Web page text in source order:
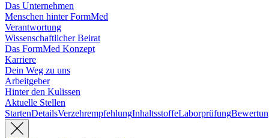
Das Unternehmen
Menschen hinter FormMed
Verantwortung
Wissenschaftlicher Beirat
Das FormMed Konzept
Karriere
Dein Weg zu uns
Arbeitgeber
Hinter den Kulissen
Aktuelle Stellen
StartenDetailsVerzehrempfehlungInhaltsstoffeLaborprüfung